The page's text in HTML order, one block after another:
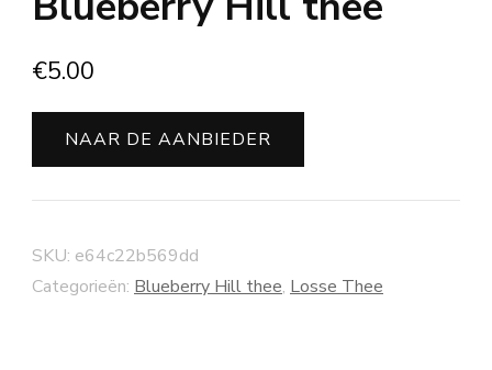
€5.00
NAAR DE AANBIEDER
SKU: e64c22b569dd
Categorieën: Blueberry Hill thee, Losse Thee